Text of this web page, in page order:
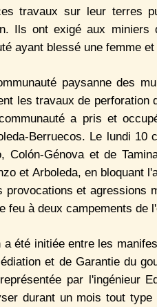
travaux sur leur terres
Ils ont exigé aux
ayant blessé une femme et
paysanne des
les travaux de
a pris et
Berruecos. Le lundi 10
Colón-Génova et de
et Arboleda, en bloquant
et agressions
feu à deux campements de
été initiée entre les
et de Garantie du
par l'ingénieur
durant un mois tout